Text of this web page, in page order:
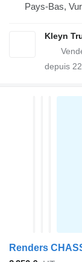
Pays-Bas,
Kleyn
depuis 22
Renders